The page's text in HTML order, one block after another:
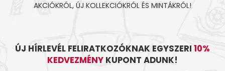
AKCIÓKRÓL, ÚJ KOLLEKCIÓKRÓL ÉS MINTÁKRÓL!
ÚJ HÍRLEVÉL FELIRATKOZÓKNAK EGYSZERI 10%
KEDVEZMÉNY KUPONT ADUNK!